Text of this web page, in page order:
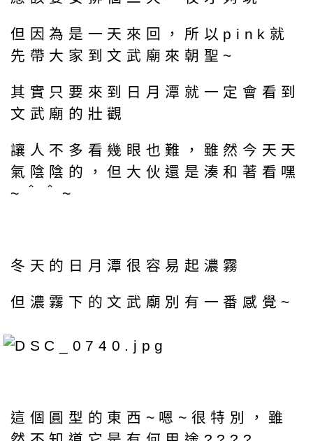
但因為是一天來回，所以pink就
先帶大家到文武廟來朝聖~
其實只要來到日月潭就一定會看到
文武廟的壯觀
讓人不多看幾眼也難，雖然今天天
氣陰陰的，但大伙還是湊和著看嘿
~＾＾~
冬天的日月潭很容易起濃霧
但濃霧下的文武廟別有一番感覺~
這個圓型的東西~嗯~很特別，雖